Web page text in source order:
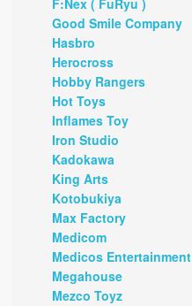
F:Nex ( FuRyu )
Good Smile Company
Hasbro
Herocross
Hobby Rangers
Hot Toys
Inflames Toy
Iron Studio
Kadokawa
King Arts
Kotobukiya
Max Factory
Medicom
Medicos Entertainment
Megahouse
Mezco Toyz